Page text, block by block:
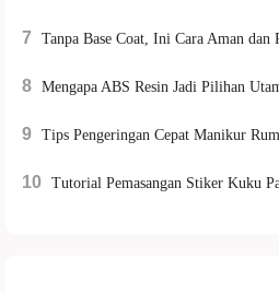
7 Tanpa Base Coat, Ini Cara Aman dan
8 Mengapa ABS Resin Jadi Pilihan Utama Penjual Ekspor untuk
9 Tips Pengeringan Cepat Manikur Rumahan: Angin Alami vs
10 Tutorial Pemasangan Stiker Kuku Panjang yang Dapat Digunakan Ulang untuk